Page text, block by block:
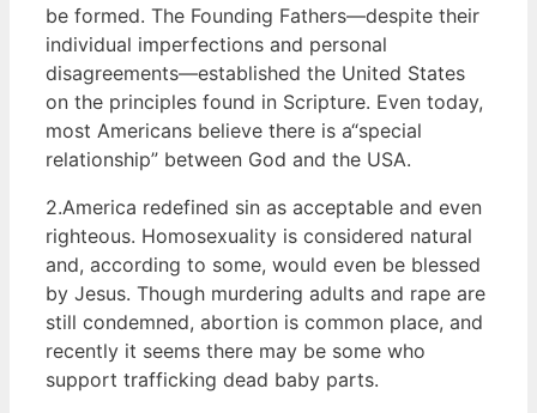
be formed. The Founding Fathers—despite their
individual imperfections and personal
disagreements—established the United States
on the principles found in Scripture. Even today,
most Americans believe there is a“special
relationship” between God and the USA.
2.America redefined sin as acceptable and even
righteous. Homosexuality is considered natural
and, according to some, would even be blessed
by Jesus. Though murdering adults and rape are
still condemned, abortion is common place, and
recently it seems there may be some who
support trafficking dead baby parts.